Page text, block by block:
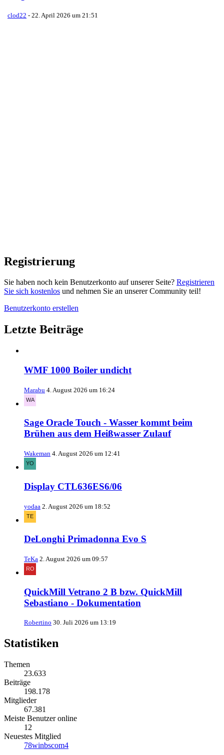
clod22 - 22. April 2026 um 21:51
Registrierung
Sie haben noch kein Benutzerkonto auf unserer Seite? Registrieren
Sie sich kostenlos und nehmen Sie an unserer Community teil!
Benutzerkonto erstellen
Letzte Beiträge
WMF 1000 Boiler undicht
Marabu 4. August 2026 um 16:24
Sage Oracle Touch - Wasser kommt beim
Brühen aus dem Heißwasser Zulauf
Wakeman 4. August 2026 um 12:41
Display CTL636ES6/06
yodaa 2. August 2026 um 18:52
DeLonghi Primadonna Evo S
TeKa 2. August 2026 um 09:57
QuickMill Vetrano 2 B bzw. QuickMill
Sebastiano - Dokumentation
Robertino 30. Juli 2026 um 13:19
Statistiken
Themen
23.633
Beiträge
198.178
Mitglieder
67.381
Meiste Benutzer online
12
Neuestes Mitglied
78winbscom4